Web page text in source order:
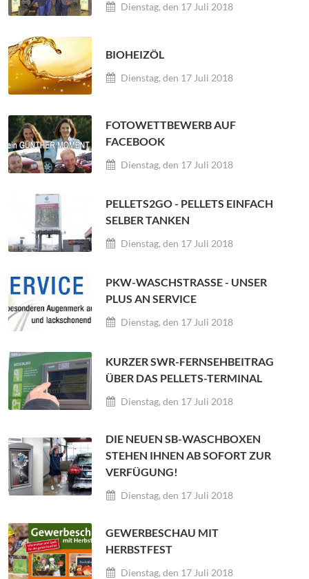
Dienstag, den 17 Juli 2018
BIOHEIZÖL
Dienstag, den 17 Juli 2018
FOTOWETTBEWERB AUF
FACEBOOK
Dienstag, den 17 Juli 2018
PELLETS2GO - PELLETS EINFACH
SELBER TANKEN
Dienstag, den 17 Juli 2018
PKW-WASCHSTRASSE - UNSER P
LUS AN SERVICE
Dienstag, den 17 Juli 2018
KURZER SWR-FERNSEHBEITRAG
ÜBER DAS PELLETS-TERMINAL
Dienstag, den 17 Juli 2018
DIE NEUEN SB-WASCHBOXEN
STEHEN IHNEN AB SOFORT ZUR
VERFÜGUNG!
Dienstag, den 17 Juli 2018
GEWERBESCHAU MIT
HERBSTFEST
Dienstag, den 17 Juli 2018